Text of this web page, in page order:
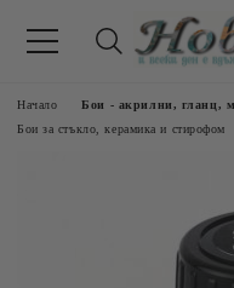
Начало
Бои - акрилни, гланц,
Бои за стъкло, керамика и стирофом